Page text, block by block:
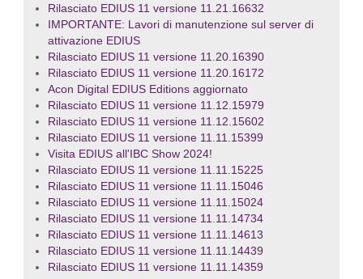
Rilasciato EDIUS 11 versione 11.21.16632
IMPORTANTE: Lavori di manutenzione sul server di
attivazione EDIUS
Rilasciato EDIUS 11 versione 11.20.16390
Rilasciato EDIUS 11 versione 11.20.16172
Acon Digital EDIUS Editions aggiornato
Rilasciato EDIUS 11 versione 11.12.15979
Rilasciato EDIUS 11 versione 11.12.15602
Rilasciato EDIUS 11 versione 11.11.15399
Visita EDIUS all'IBC Show 2024!
Rilasciato EDIUS 11 versione 11.11.15225
Rilasciato EDIUS 11 versione 11.11.15046
Rilasciato EDIUS 11 versione 11.11.15024
Rilasciato EDIUS 11 versione 11.11.14734
Rilasciato EDIUS 11 versione 11.11.14613
Rilasciato EDIUS 11 versione 11.11.14439
Rilasciato EDIUS 11 versione 11.11.14359